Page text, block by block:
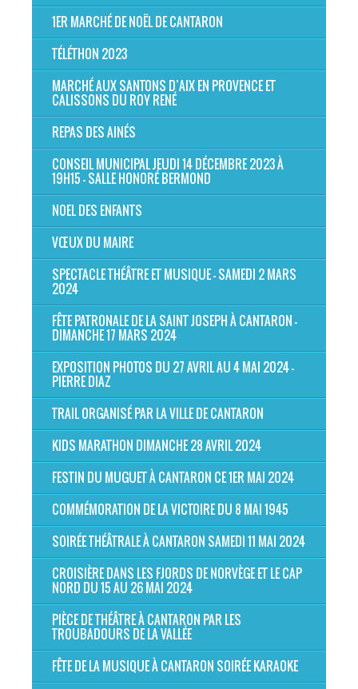
1ER MARCHÉ DE NOËL DE CANTARON
TÉLÉTHON 2023
MARCHÉ AUX SANTONS D’AIX EN PROVENCE ET
CALISSONS DU ROY RENÉ
REPAS DES AINÉS
CONSEIL MUNICIPAL JEUDI 14 DÉCEMBRE 2023 À
19H15 - SALLE HONORÉ BERMOND
NOEL DES ENFANTS
VŒUX DU MAIRE
SPECTACLE THÉÂTRE ET MUSIQUE - SAMEDI 2 MARS
2024
FÊTE PATRONALE DE LA SAINT JOSEPH À CANTARON -
DIMANCHE 17 MARS 2024
EXPOSITION PHOTOS DU 27 AVRIL AU 4 MAI 2024 -
PIERRE DIAZ
TRAIL ORGANISÉ PAR LA VILLE DE CANTARON
KIDS MARATHON DIMANCHE 28 AVRIL 2024
FESTIN DU MUGUET À CANTARON CE 1ER MAI 2024
COMMÉMORATION DE LA VICTOIRE DU 8 MAI 1945
SOIRÉE THÉÂTRALE À CANTARON SAMEDI 11 MAI 2024
CROISIÈRE DANS LES FJORDS DE NORVÈGE ET LE CAP
NORD DU 15 AU 26 MAI 2024
PIÈCE DE THÉÂTRE À CANTARON PAR LES
TROUBADOURS DE LA VALLÉE
FÊTE DE LA MUSIQUE À CANTARON SOIRÉE KARAOKE